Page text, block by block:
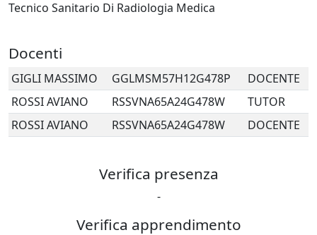
Tecnico Sanitario Di Radiologia Medica
Docenti
GIGLI MASSIMO GGLMSM57H12G478P
DOCENTE
ROSSIAVIANO RSSVNA65A24G478W
TUTOR
ROSSIAVIANO RSSVNA65A24G478W DOCENTE
Verifica presenza
-
Verifica apprendimento